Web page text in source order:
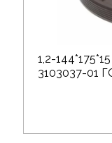
1,2-
3103037-01